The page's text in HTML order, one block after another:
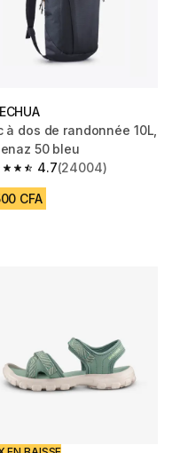
à dos de randonnée 10L,
50 bleu
4.7
out of 5 stars from 24004
(24004)
CFA